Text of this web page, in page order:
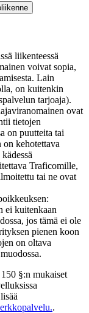
liikenteessä
voivat sopia,
Lain
on kuitenkin
tarjoaja).
ovat
tietojen
on puutteita tai
kehotettava
Traficomille,
tai ne ovat
ei kuitenkaan
jos tämä ei ole
pienen koon
on oltava
§:n mukaiset
.